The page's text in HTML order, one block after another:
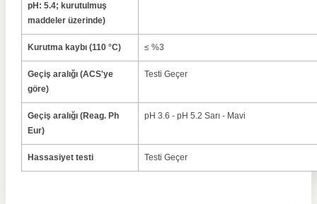
pH: 5.4; kurutulmuş
maddeler üzerinde)
Kurutma kaybı (110 °C) ≤ %3
Geçiş aralığı (ACS'ye
göre)
Testi Geçer
Geçiş aralığı (Reag. Ph
Eur)
pH 3.6 - pH 5.2 Sarı - Mavi
Hassasiyet testi Testi Geçer